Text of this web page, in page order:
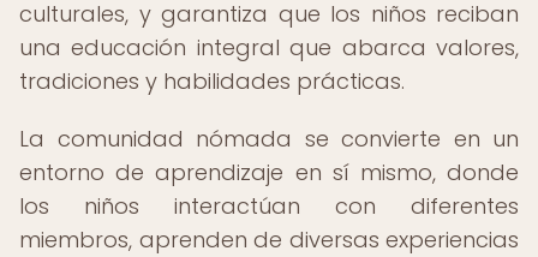
culturales, y garantiza que los niños reciban
una educación integral que abarca valores,
tradiciones y habilidades prácticas.
La comunidad nómada se convierte en un
entorno de aprendizaje en sí mismo, donde
los niños interactúan con diferentes
miembros, aprenden de diversas experiencias